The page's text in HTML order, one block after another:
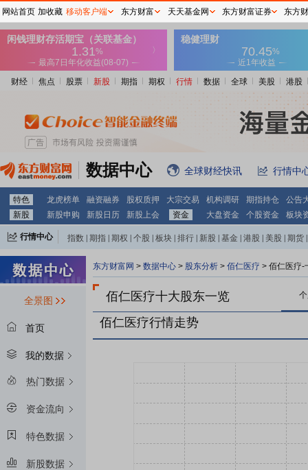
财经 焦点 股票 新股 期指 期权 行情 数据 全球 美股 港股
数据中心 全球财经快讯 行情中
特色 龙虎榜单 融资融券 股权质押 大宗交易 机构调研 期指持仓
公告
新股
新股申购 新股日历 新股上会 资金 大盘资金 个股资金 板块
行情中心 指数 期指 期权 个股 板块 排行 新股 基金 港股 美股 期货
全景图
首页
我的数据
热门数据
资金流向
特色数据
新股数据
东方财富网 > 数据中心 > 股东分析 > 佰仁医疗 > 佰仁医疗-
佰仁医疗十大股东一览
佰仁医疗行情走势
网站首页 加收藏 移动客户端 东方财富 天天基金网 东方财富证券 东方